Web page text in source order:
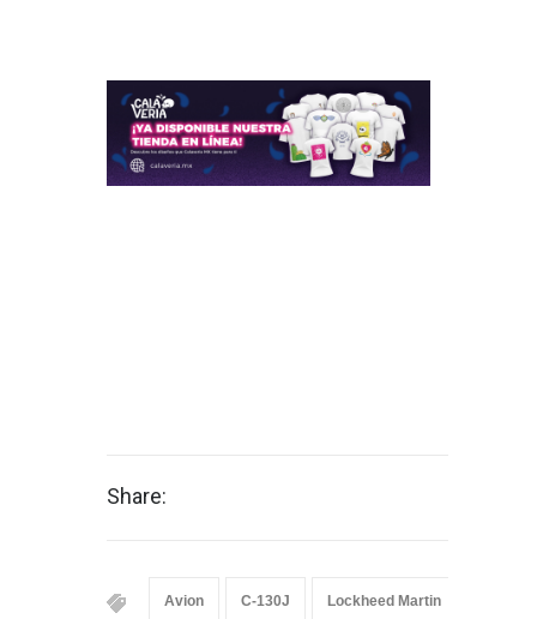
Share:
Avion C-130J Lockheed Martin